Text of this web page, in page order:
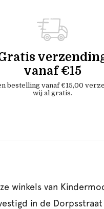
vanaf €15
bestelling vanaf €15,00
wij al gratis.
winkels van
in de Dorpsstraat